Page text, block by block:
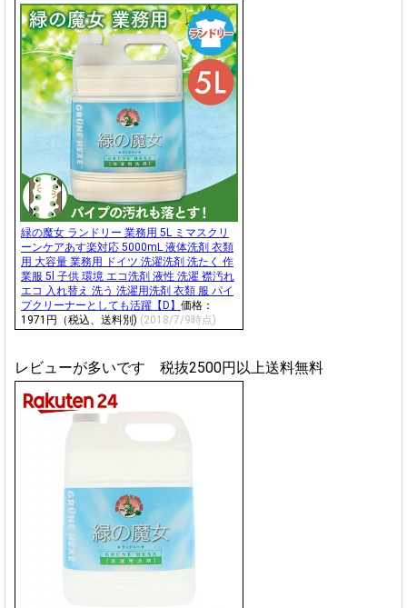
緑の魔女 ランドリー 業務用 5L ミマスクリ
ーンケアあす楽対応 5000mL 液体洗剤 衣類
用 大容量 業務用 ドイツ 洗濯洗剤 洗たく 作
業服 5l 子供 環境 エコ洗剤 液性 洗濯 襟汚れ
エコ 入れ替え 洗う 洗濯用洗剤 衣類 服 パイ
プクリーナーとしても活躍【D】 価格：
1971円（税込、送料別) (2018/7/9時点)
レビューが多いです 税抜2500円以上送料無料